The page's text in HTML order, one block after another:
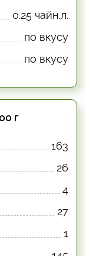
0.25 чайн.л.
по вкусу
по вкусу
г
163
26
4
27
1